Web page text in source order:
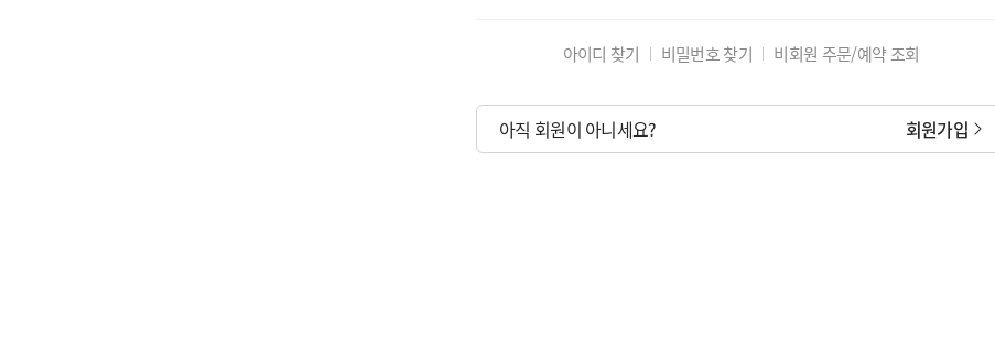
아이디 찾기 비밀번호 찾기 비회원 주문/예약 조회
아직 회원이 아니세요? 회원가입